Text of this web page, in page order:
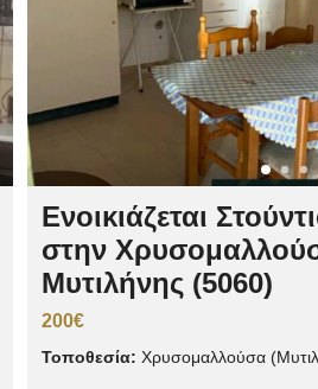
Ενοικιάζεται
στην
Μυτιλήνης (5060)
200€
Τοποθεσία: Χρυσομαλλούσα